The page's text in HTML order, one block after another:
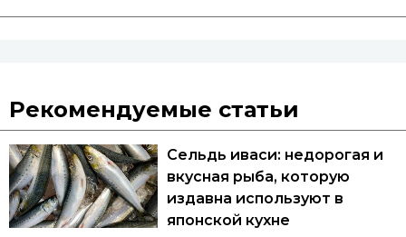
Рекомендуемые статьи
Сельдь иваси: недорогая и
вкусная рыба, которую
издавна используют в
японской кухне